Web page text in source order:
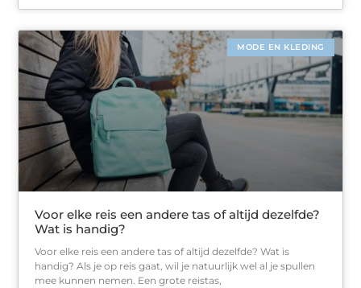
MODE EN KLEDING
Voor elke reis een andere tas of altijd dezelfde?
Wat is handig?
Voor elke reis een andere tas of altijd dezelfde? Wat is
handig? Als je op reis gaat, wil je natuurlijk wel al je spullen
mee kunnen nemen. Een grote reistas,